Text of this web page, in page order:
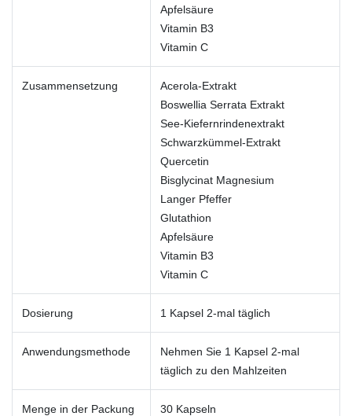
Apfelsäure
Vitamin B3
Vitamin C
Zusammensetzung
Acerola-Extrakt
Boswellia Serrata Extrakt
See-Kiefernrindenextrakt
Schwarzkümmel-Extrakt
Quercetin
Bisglycinat Magnesium
Langer Pfeffer
Glutathion
Apfelsäure
Vitamin B3
Vitamin C
Dosierung 1 Kapsel 2-mal täglich
Anwendungsmethode
Nehmen Sie 1 Kapsel 2-mal
täglich zu den Mahlzeiten
Menge in der Packung 30 Kapseln